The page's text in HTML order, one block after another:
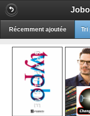
Récemment ajoutée Tri